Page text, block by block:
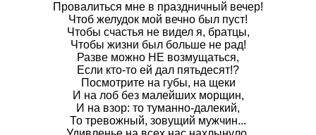
Провалиться мне в праздничный вечер!
Чтоб желудок мой вечно был пуст!
Чтобы счастья не видел я, братцы,
Чтобы жизни был больше не рад!
Разве можно НЕ возмущаться,
Если кто-то ей дал пятьдесят!?
Посмотрите на губы, на щеки
И на лоб без малейших морщин,
И на взор: то туманно-далекий,
То тревожный, зовущий мужчин...